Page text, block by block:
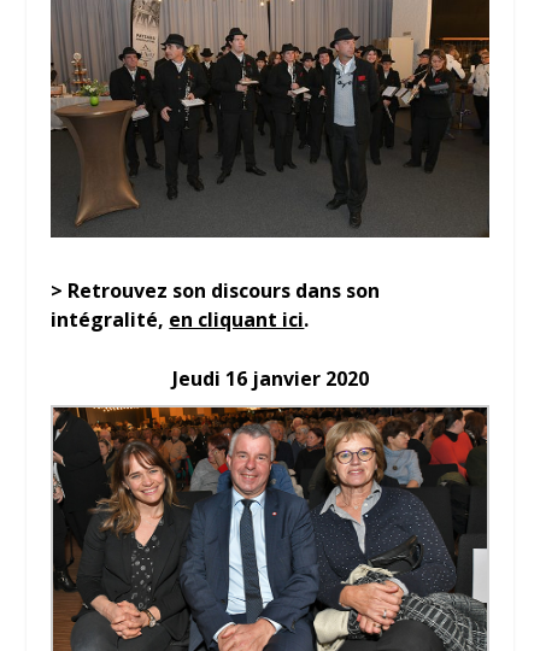
> Retrouvez son discours dans son
intégralité, en cliquant ici.
Jeudi 16 janvier 2020